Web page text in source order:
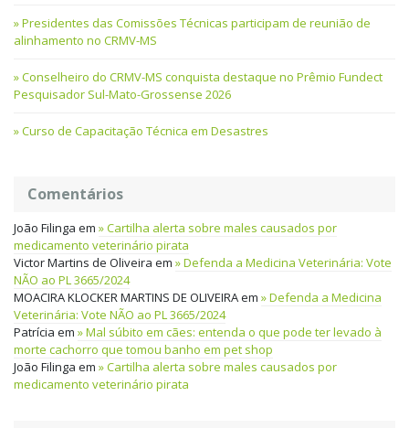
Presidentes das Comissões Técnicas participam de reunião de
alinhamento no CRMV-MS
Conselheiro do CRMV-MS conquista destaque no Prêmio Fundect
Pesquisador Sul-Mato-Grossense 2026
Curso de Capacitação Técnica em Desastres
Comentários
João Filinga em
Cartilha alerta sobre males causados por
medicamento veterinário pirata
Victor Martins de Oliveira em
Defenda a Medicina Veterinária: Vote
NÃO ao PL 3665/2024
MOACIRA KLOCKER MARTINS DE OLIVEIRAem
Defenda a Medicina
Veterinária: Vote NÃO ao PL 3665/2024
Patrícia em
Mal súbito em cães: entenda o que pode ter levado à
morte cachorro que tomou banho em pet shop
João Filinga em
Cartilha alerta sobre males causados por
medicamento veterinário pirata